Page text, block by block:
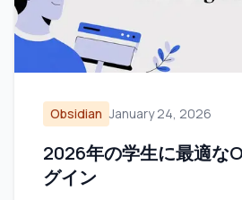
Obsidian January 24, 2026
2026年の学生に最適な
グイン